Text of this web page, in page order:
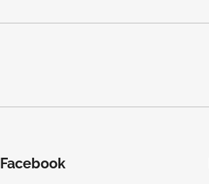
Facebook